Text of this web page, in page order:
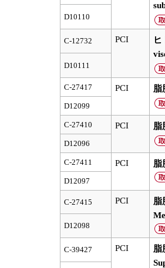
D10110
C-12732 PCI
D10111
C-27417 PCI 脂
D12099
C-27410 PCI 脂
D12096
C-27411 PCI 脂
D12097
C-27415 PCI
脂
D12098
C-39427 PCI
脂